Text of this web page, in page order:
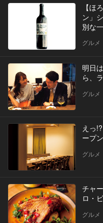
【ほ
ン」
別な
グルメ
明日
ら、
グルメ
えっ
ープ
グルメ
チャ
ロ・
グルメ